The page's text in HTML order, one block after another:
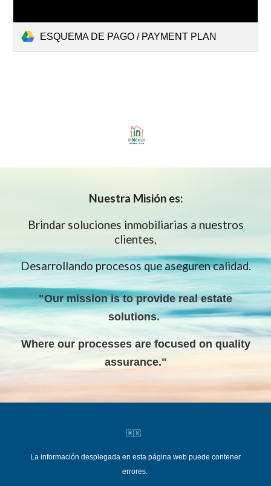
ESQUEMA DE PAGO / PAYMENT PLAN
Nuestra Misión es:
Brindar soluciones inmobiliarias a nuestros
clientes,
Desarrollando procesos que aseguren calidad.
"Our mission is to provide real estate
solutions.
Where our processes are focused on quality
assurance."
🇲🇽
La información desplegada en esta página web puede contener
errores.